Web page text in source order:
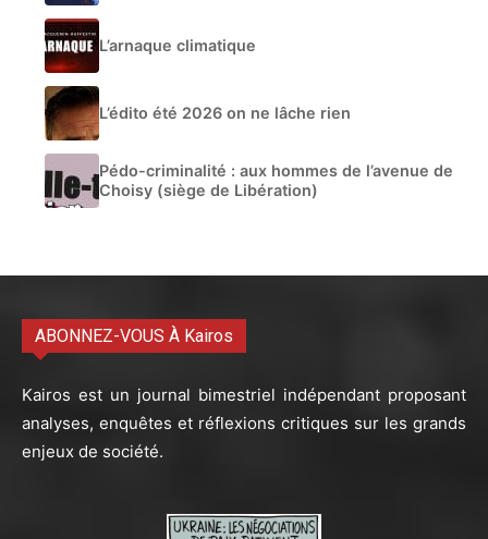
L’arnaque climatique
L’édito été 2026 on ne lâche rien
Pédo-criminalité : aux hommes de l’avenue de
Choisy (siège de Libération)
ABONNEZ-VOUS À Kairos
Kairos est un journal bimestriel indépendant proposant
analyses, enquêtes et réflexions critiques sur les grands
enjeux de société.